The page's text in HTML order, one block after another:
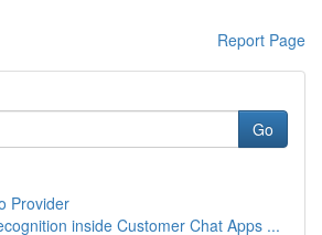
Report Page
Go
Provider
inside Customer Chat Apps ...